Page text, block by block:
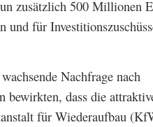
zusätzlich 500 Millionen
für
Nachfrage nach
bewirkten, dass die
für Wiederaufbau